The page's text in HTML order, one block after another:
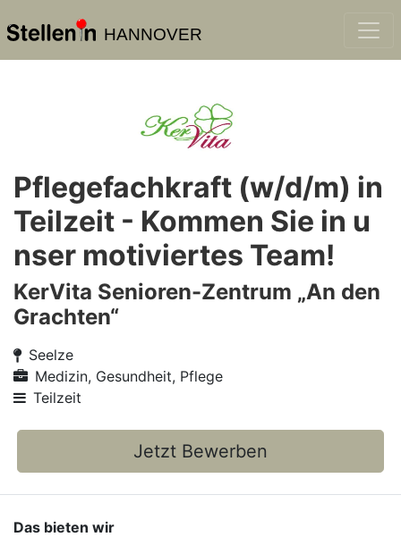
HANNOVER
Pflegefachkraft (w/d/m) in
Teilzeit - Kommen Sie in u
nser motiviertes Team!
KerVita Senioren-Zentrum „An den
Grachten“
Seelze
Medizin, Gesundheit, Pflege
Teilzeit
Jetzt Bewerben
Das bieten wir